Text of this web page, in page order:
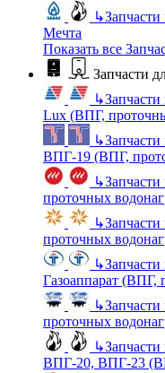
↳
Мечта
Показать все
Запчасти
↳
Lux (ВПГ,
↳
ВПГ-19 (ВПГ,
↳
проточных
↳
проточных
↳Запчасти
Газоаппарат (ВПГ,
↳
проточных
↳
ВПГ-20, ВПГ-23